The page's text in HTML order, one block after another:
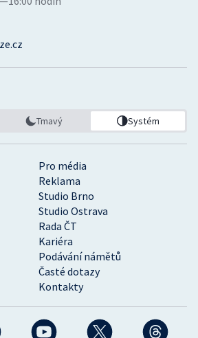
Pro média
Reklama
Studio Brno
Studio Ostrava
Rada ČT
Kariéra
Podávání námětů
Časté dotazy
Kontakty
Tmavý Systém